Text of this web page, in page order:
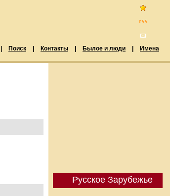
Поиск Контакты Былое и люди
Имена
Русское Зарубежье